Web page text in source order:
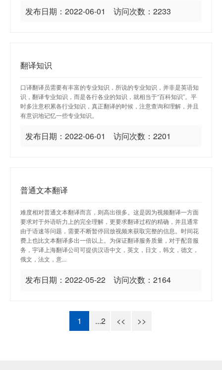
发布日期：2022-06-01 访问次数：2233
翻译知识
口译翻译员需要有丰富的专业知识，所说的专业知识，并非是英语知
识，翻译专业知识，而是各行各业的知识，就相当于“百科知识”。平
时多注意积累各行业知识，真正翻译的时候，注意查询和理解，并且
有意识地记忆一些专业知识。
发布日期：2022-06-01 访问次数：2201
普通文本翻译
难度相对普通文本翻译而言，则高出很多。这是因为视频翻译一方面
要求对于外语听力上的完全理解，更要求翻译过程的精确，并且通常
由于语速等问题，需要不断暂停回放视频来获取完整的信息。时间花
费上也比文本翻译多出一倍以上。为保证翻译服务质量，对于配音服
务，宇译上海翻译公司可提供汉语中文，英文，日文，韩文，德文，
俄文，法文，意...
发布日期：2022-05-22 访问次数：2164
1 ...2 << >>